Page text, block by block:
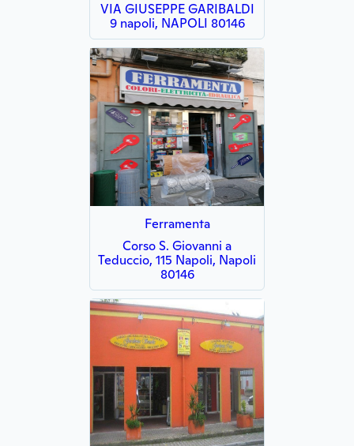
VIA GIUSEPPE GARIBALDI
9 napoli, NAPOLI 80146
Ferramenta
Corso S. Giovanni a
Teduccio, 115 Napoli, Napoli
80146